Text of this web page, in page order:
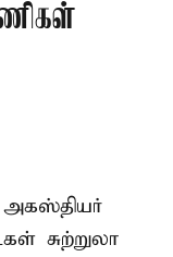
சுற்றுலா